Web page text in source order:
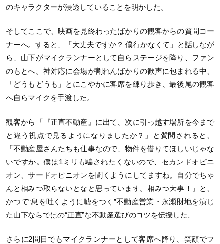
のキャラクターが浸透していることを明かした。
そしてここで、映画を見終わったばかりの観客からの質問コー
ナーへ。すると、「大丈夫ですか？ 僕行かなくて」と話しなが
ら、山下がマイクランナーとして自らステージを降り、ファン
のもとへ。神対応に会場が割れんばかりの歓声に包まれる中、
「どうもどうも」とにこやかに客席を練り歩き、最後尾の観客
へ自らマイクを手渡した。
観客から「『正直不動産』に出て、次に引っ越す場所を今まで
と違う視点で見るようになりましたか？」と質問されると、
「不動産屋さんたちも仕事なので、物件を借りてほしいじゃな
いですか。僕は1ミリも騙されたくないので、セカンドオピニ
オン、サードオピニオンを聞くようにしてますね。自分でちゃ
んと相みつ取らないとなと思っています。相みつ大事！」と、
かつて“息を吐くように嘘をつく”不動産営業・永瀬財地を演じ
た山下ならではの“正直”な不動産選びのコツを伝授した。
さらに2問目でもマイクランナーとして客席へ降り、笑顔でフ